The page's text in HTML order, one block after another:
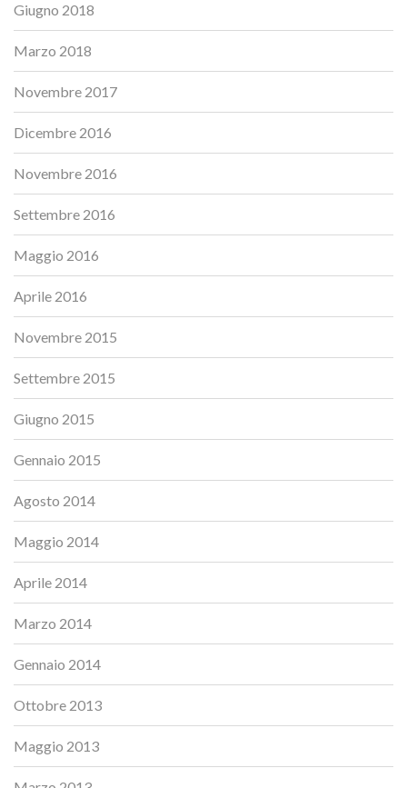
Giugno 2018
Marzo 2018
Novembre 2017
Dicembre 2016
Novembre 2016
Settembre 2016
Maggio 2016
Aprile 2016
Novembre 2015
Settembre 2015
Giugno 2015
Gennaio 2015
Agosto 2014
Maggio 2014
Aprile 2014
Marzo 2014
Gennaio 2014
Ottobre 2013
Maggio 2013